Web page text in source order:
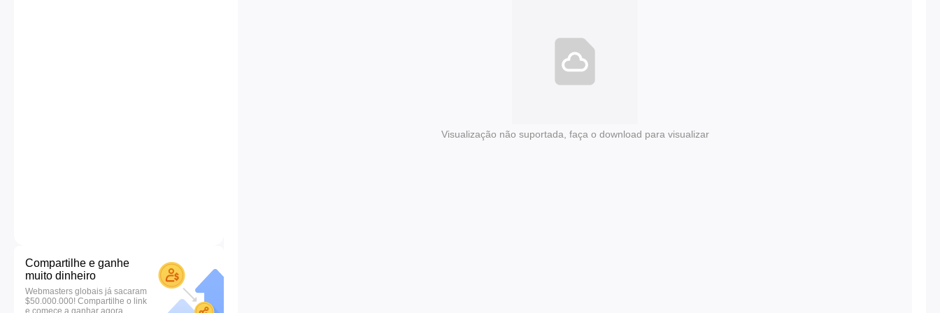
Compartilhe e ganhe
muito dinheiro
Webmasters globais já sacaram
$50.000.000! Compartilhe o link
e comece a ganhar agora.
Visualização não suportada, faça o download para visualizar